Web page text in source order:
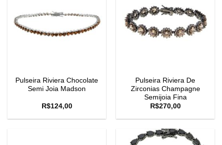
Pulseira Riviera Chocolate
Semi Joia Madson
R$124,00
Pulseira Riviera De
Zirconias Champagne
Semijoia Fina
R$270,00